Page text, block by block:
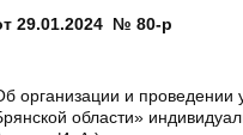
29.01.2024 № 80-р
организации и проведении
области»